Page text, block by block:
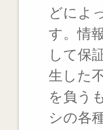
どによ
す。情
して保
生した
を負う
シの各